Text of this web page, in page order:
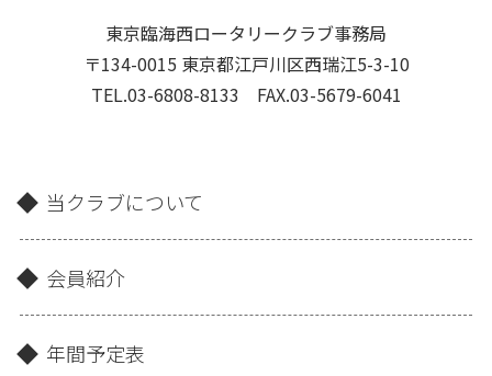
東京臨海西ロータリークラブ事務局
〒134-0015 東京都江戸川区西瑞江5-3-10
TEL.03-6808-8133 FAX.03-5679-6041
当クラブについて
会員紹介
年間予定表